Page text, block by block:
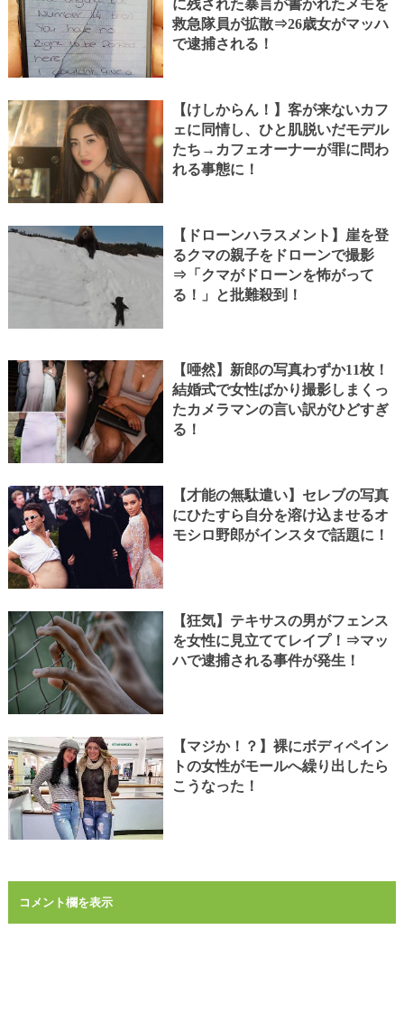
に残された暴言が書かれたメモを
救急隊員が拡散⇒26歳女がマッハ
で逮捕される！
【けしからん！】客が来ないカフ
ェに同情し、ひと肌脱いだモデル
たち→カフェオーナーが罪に問わ
れる事態に！
【ドローンハラスメント】崖を登
るクマの親子をドローンで撮影
⇒「クマがドローンを怖がって
る！」と批難殺到！
【唖然】新郎の写真わずか11枚！
結婚式で女性ばかり撮影しまくっ
たカメラマンの言い訳がひどすぎ
る！
【才能の無駄遣い】セレブの写真
にひたすら自分を溶け込ませるオ
モシロ野郎がインスタで話題に！
【狂気】テキサスの男がフェンス
を女性に見立ててレイプ！⇒マッ
ハで逮捕される事件が発生！
【マジか！？】裸にボディペイン
トの女性がモールへ繰り出したら
こうなった！
コメント欄を表示